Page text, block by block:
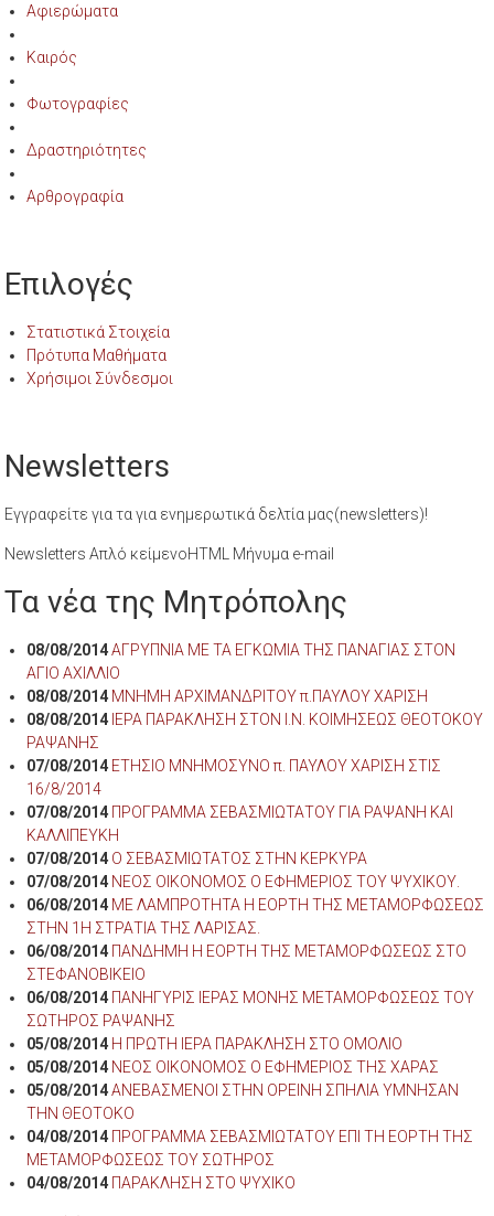
Αφιερώματα
Καιρός
Φωτογραφίες
Δραστηριότητες
Αρθρογραφία
Επιλογές
Στατιστικά Στοιχεία
Πρότυπα Μαθήματα
Χρήσιμοι Σύνδεσμοι
Newsletters
Εγγραφείτε για τα για ενημερωτικά δελτία μας(newsletters)!
Newsletters Απλό κείμενοHTML Μήνυμα e-mail
Τα νέα της Μητρόπολης
08/08/2014 ΑΓΡΥΠΝΙΑ ΜΕ ΤΑ ΕΓΚΩΜΙΑ ΤΗΣ ΠΑΝΑΓΙΑΣ ΣΤΟΝ
ΑΓΙΟ ΑΧΙΛΛΙΟ
08/08/2014 ΜΝΗΜΗ ΑΡΧΙΜΑΝΔΡΙΤΟΥ π.ΠΑΥΛΟΥ ΧΑΡΙΣΗ
08/08/2014 ΙΕΡΑ ΠΑΡΑΚΛΗΣΗ ΣΤΟΝ Ι.Ν. ΚΟΙΜΗΣΕΩΣ ΘΕΟΤΟΚΟΥ
ΡΑΨΑΝΗΣ
07/08/2014 ΕΤΗΣΙΟ ΜΝΗΜΟΣΥΝΟ π. ΠΑΥΛΟΥ ΧΑΡΙΣΗ ΣΤΙΣ
16/8/2014
07/08/2014 ΠΡΟΓΡΑΜΜΑ ΣΕΒΑΣΜΙΩΤΑΤΟΥ ΓΙΑ ΡΑΨΑΝΗ ΚΑΙ
ΚΑΛΛΙΠΕΥΚΗ
07/08/2014 Ο ΣΕΒΑΣΜΙΩΤΑΤΟΣ ΣΤΗΝ ΚΕΡΚΥΡΑ
07/08/2014 ΝΕΟΣ ΟΙΚΟΝΟΜΟΣ Ο ΕΦΗΜΕΡΙΟΣ ΤΟΥ ΨΥΧΙΚΟΥ.
06/08/2014 ΜΕ ΛΑΜΠΡΟΤΗΤΑ Η ΕΟΡΤΗ ΤΗΣ ΜΕΤΑΜΟΡΦΩΣΕΩΣ
ΣΤΗΝ 1Η ΣΤΡΑΤΙΑ ΤΗΣ ΛΑΡΙΣΑΣ.
06/08/2014 ΠΑΝΔΗΜΗ Η ΕΟΡΤΗ ΤΗΣ ΜΕΤΑΜΟΡΦΩΣΕΩΣ ΣΤΟ
ΣΤΕΦΑΝΟΒΙΚΕΙΟ
06/08/2014 ΠΑΝΗΓΥΡΙΣ ΙΕΡΑΣ ΜΟΝΗΣ ΜΕΤΑΜΟΡΦΩΣΕΩΣ ΤΟΥ
ΣΩΤΗΡΟΣ ΡΑΨΑΝΗΣ
05/08/2014 Η ΠΡΩΤΗ ΙΕΡΑ ΠΑΡΑΚΛΗΣΗ ΣΤΟ ΟΜΟΛΙΟ
05/08/2014 ΝΕΟΣ ΟΙΚΟΝΟΜΟΣ Ο ΕΦΗΜΕΡΙΟΣ ΤΗΣ ΧΑΡΑΣ
05/08/2014 ΑΝΕΒΑΣΜΕΝΟΙ ΣΤΗΝ ΟΡΕΙΝΗ ΣΠΗΛΙΑ ΥΜΝΗΣΑΝ
ΤΗΝ ΘΕΟΤΟΚΟ
04/08/2014 ΠΡΟΓΡΑΜΜΑ ΣΕΒΑΣΜΙΩΤΑΤΟΥ ΕΠΙ ΤΗ ΕΟΡΤΗ ΤΗΣ
ΜΕΤΑΜΟΡΦΩΣΕΩΣ ΤΟΥ ΣΩΤΗΡΟΣ
04/08/2014 ΠΑΡΑΚΛΗΣΗ ΣΤΟ ΨΥΧΙΚΟ